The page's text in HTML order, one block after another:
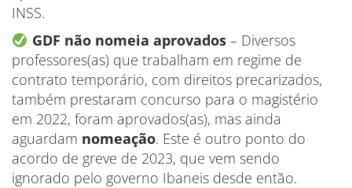
INSS.
GDF não nomeia aprovados– Diversos
professores(as) que trabalham em regime de
contrato temporário, com direitos precarizados,
também prestaram concurso para o magistério
em 2022, foram aprovados(as), mas ainda
aguardam nomeação. Este é outro ponto do
acordo de greve de 2023, que vem sendo
ignorado pelo governo Ibaneis desde então.